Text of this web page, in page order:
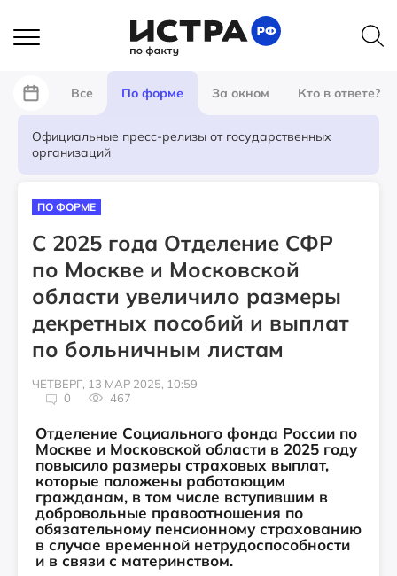
Все По форме За окном Кто в ответе?
Официальные пресс-релизы от государственных
организаций
ПО ФОРМЕ
С 2025 года Отделение СФР
по Москве и Московской
области увеличило размеры
декретных пособий и выплат
по больничным листам
ЧЕТВЕРГ, 13 МАР 2025, 10:59
0
467
Отделение Социального фонда России по
Москве и Московской области в 2025 году
повысило размеры страховых выплат,
которые положены работающим
гражданам, в том числе вступившим в
добровольные правоотношения по
обязательному пенсионному страхованию
в случае временной нетрудоспособности
и в связи с материнством.